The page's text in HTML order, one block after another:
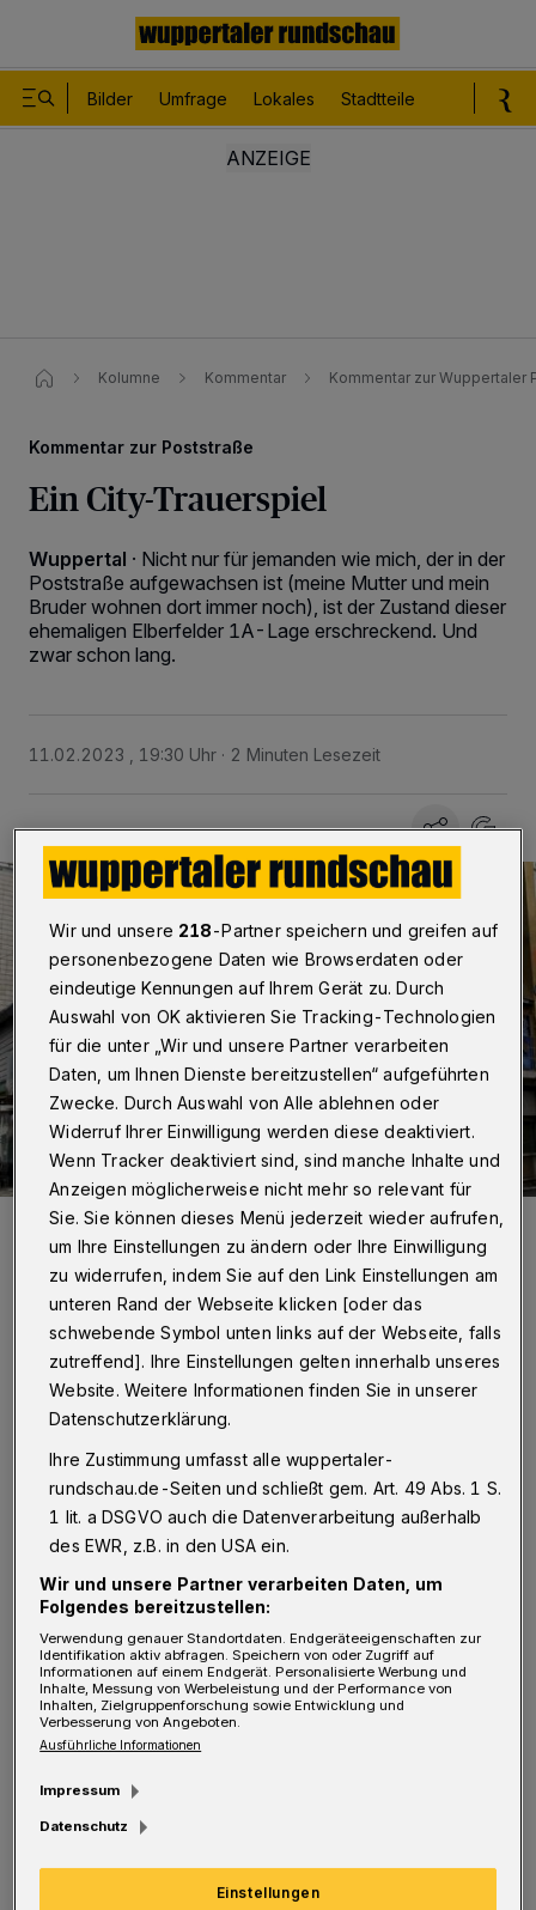
Bilder Umfrage Lokales Stadtteile
Kolumne Kommentar Kommentar zur
Kommentar zur Poststraße
Ein City-Trauerspiel
Wuppertal · Nicht nur für jemanden wie mich, der in der
Poststraße aufgewachsen ist (meine Mutter und mein
Bruder wohnen dort immer noch), ist der Zustand dieser
ehemaligen Elberfelder 1A-Lage erschreckend. Und
zwar schon lang.
11.02.2023 , 19:30 Uhr 2 Minuten Lesezeit
Das leerstehende Ex-Abeler-Gebäude in der Poststraße.
Foto: Achim Otto
Von Stefan Seitz
W ie sich die Straße aber in jüngster Zeit
„präsentiert“, ist ein Schlag ins
Gesicht – von Anwohnern, Geschäftsleuten
sowie für alle Passanten. Eine schwarze, völlig
holprig zugekleisterte Strecke, die immer
einmal wieder aufgerissen, wieder
zugekleistert beziehungsweise von Baugerät,
Lkw und Absperrungen zugestellt wird.
Und mittendrin das frühere Abeler-Haus, das
in einem so heruntergekommenen Zustand ist,
entschuldigen müsste. Das Haus wurde
Wir und unsere 218-Partner speichern und greifen auf
personenbezogene Daten wie Browserdaten oder
eindeutige Kennungen auf Ihrem Gerät zu. Durch
Auswahl von OK aktivieren Sie Tracking-Technologien
für die unter „Wir und unsere Partner verarbeiten
Daten, um Ihnen Dienste bereitzustellen“ aufgeführten
Zwecke. Durch Auswahl von Alle ablehnen oder
Widerruf Ihrer Einwilligung werden diese deaktiviert.
Wenn Tracker deaktiviert sind, sind manche Inhalte und
Anzeigen möglicherweise nicht mehr so relevant für
Sie. Sie können dieses Menü jederzeit wieder aufrufen,
um Ihre Einstellungen zu ändern oder Ihre Einwilligung
zu widerrufen, indem Sie auf den Link Einstellungen am
unteren Rand der Webseite klicken [oder das
schwebende Symbol unten links auf der Webseite, falls
zutreffend]. Ihre Einstellungen gelten innerhalb unseres
Website. Weitere Informationen finden Sie in unserer
Datenschutzerklärung.
Ihre Zustimmung umfasst alle wuppertaler-
rundschau.de-Seiten und schließt gem. Art. 49 Abs. 1 S.
1 lit. a DSGVO auch die Datenverarbeitung außerhalb
des EWR, z.B. in den USA ein.
Wir und unsere Partner verarbeiten Daten, um
Folgendes bereitzustellen:
Verwendung genauer Standortdaten. Endgeräteeigenschaften zur
Identifikation aktiv abfragen. Speichern von oder Zugriff auf
Informationen auf einem Endgerät. Personalisierte Werbung und
Inhalte, Messung von Werbeleistung und der Performance von
Inhalten, Zielgruppenforschung sowie Entwicklung und
Verbesserung von Angeboten.
Ausführliche Informationen
Impressum
Datenschutz
Einstellungen